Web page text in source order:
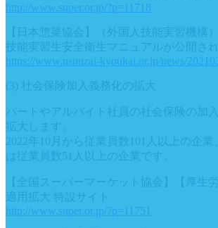
http://www.super.or.jp/?p=11718
【日本惣菜協会】（外国人技能実習機構
技能実習生安全衛生マニュアルが公開され
https://www.nsouzai-kyoukai.or.jp/news/
(3) 社会保険加入義務化の拡大
パートやアルバイト社員の社会保険の加
拡大します。
2022年10月から従業員数101人以上の企業
は従業員数51人以上の企業です。
【全国スーパーマーケット協会】【厚生
適用拡大 特設サイト
http://www.super.or.jp/?p=11751